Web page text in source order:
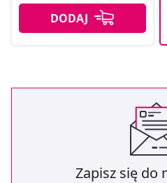
Zapisz się do